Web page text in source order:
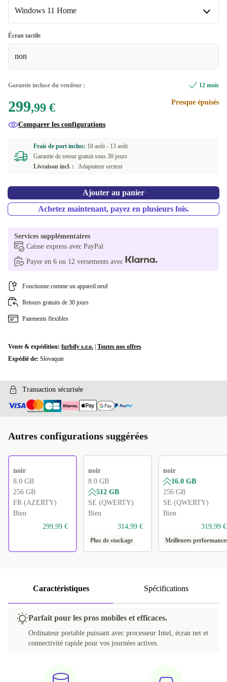
ES (QWERTY)
FI (QWERTY)
FR (AZERTY)
PT (QWERTY)
SE (QWERTY)
UK (QWERTY)
Disponible dans d'autres variantes
ND (QWERTY)
NL (QWERTY)
SI (QWERTZ)
Neuve +23,01 €
Windows 11 Home
Windows 11 Home
Windows 11 Professional
Écran tactile
non
Garantie incluse du vendeur : 12 mois
299,99 € Presque épuisés
Comparer les configurations
Frais de port inclus: 10 août - 13 août
Garantie de retour gratuit sous 30 jours
Livraison incl. :
Adaptateur secteur
Ajouter au panier
Achetez maintenant, payez en plusieurs fois.
Services supplémentaires
Caisse express avec PayPal
Payer en 6 ou 12 versements avec
Fonctionne comme un appareil neuf
Retours gratuits de 30 jours
Paiements flexibles
Vente & expédition: furbify s.r.o. Toutes nos offres
Expédié de: Slovaquie
Transaction sécurisée
Autres configurations suggérées
noir
8.0 GB
256 GB
FR (AZERTY)
Bien
299,99 €
noir
8.0 GB
512 GB
SE (QWERTY)
Bien
314,99 €
Plus de stockage
noir
16.0 GB
256 GB
SE (QWERTY)
Bien
319,99 €
Meilleures
Caractéristiques Spécifications
Parfait pour les pros mobiles et efficaces.
Ordinateur portable puissant avec processeur Intel, écran net et
connectivité rapide pour vos journées actives.